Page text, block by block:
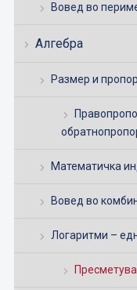
Вовед во
Алгебра
Размер и
Математичка
Вовед во
Логаритми –